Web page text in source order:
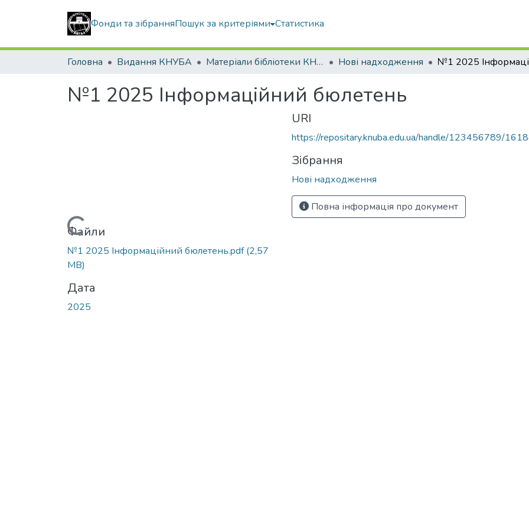
Фонди та зібранняПошук за критеріями Статистика
Головна Видання КНУБА Матеріали бібліотеки КНУБА Нові надходження
№1 2025 Інформаційний бюлетень
Вантажиться...
Файли
№1 2025 Інформаційний бюлетень.pdf(2,57
MB)
Дата
2025
URI
https://repositary.knuba.edu.ua/handle/123456789/
Зібрання
Нові надходження
Повна інформація про документ